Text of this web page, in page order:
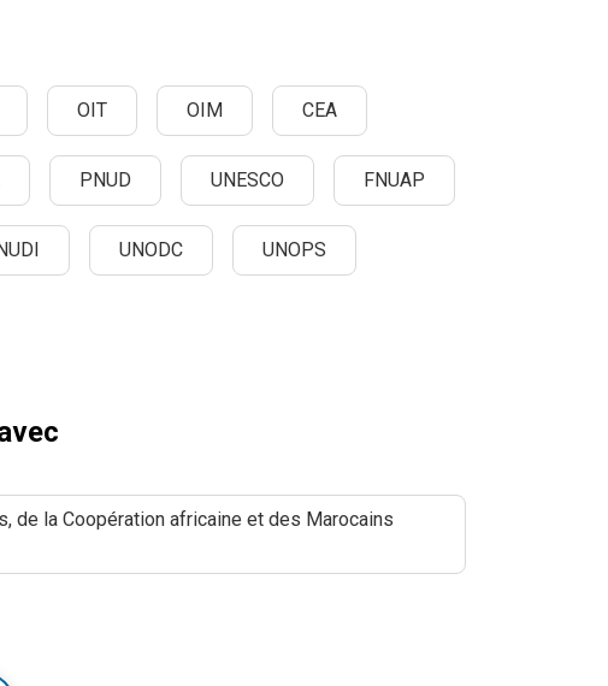
OIT OIM CEA
PNUD UNESCO FNUAP
UNODC UNOPS
de la Coopération africaine et des Marocains